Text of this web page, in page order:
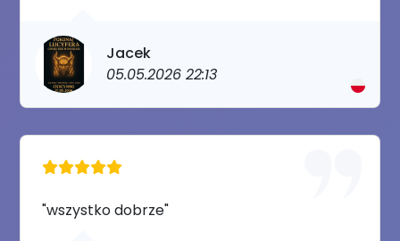
Jacek
05.05.2026 22:13
"wszystko dobrze"